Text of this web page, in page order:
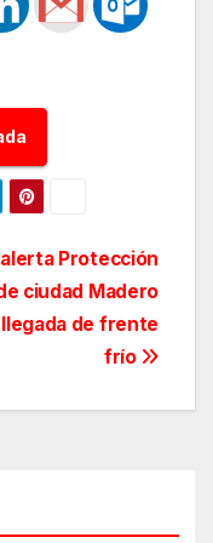
alerta Protección
ciudad Madero
de frente
frío